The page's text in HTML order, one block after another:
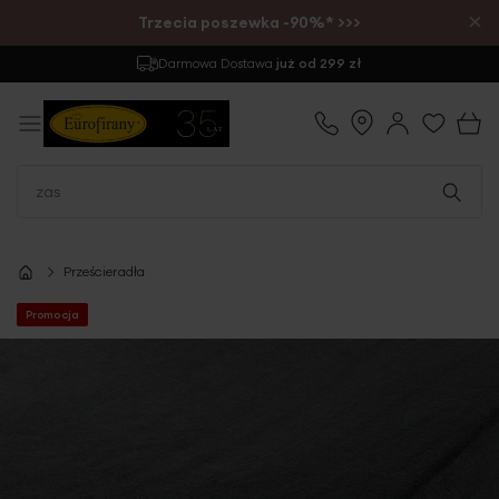
Trzecia poszewka -90%* >>> ×
Darmowa Dostawa już od 299 zł
Prześcieradła
Promocja